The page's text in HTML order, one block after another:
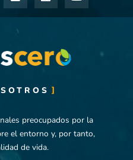
i
c
k
n
k
i
n
u
t
preocupados por la
el entorno y, por tanto,
de vida.